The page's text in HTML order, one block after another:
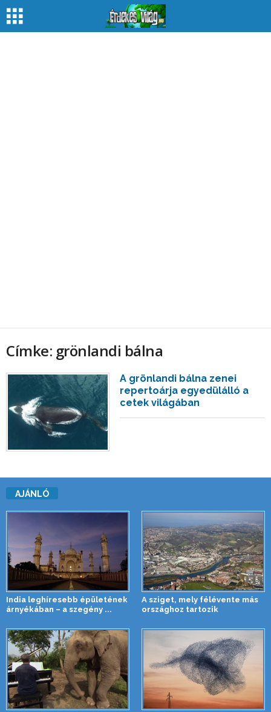
Címke: grönlandi bálna
A grönlandi bálna zenei
repertoárja egyedülálló a
cetek világában
AJÁNLÓ
India leghíresebb épületének
árnyékában – a szegény ...
A sziget, mely félévente más
országhoz tartozik